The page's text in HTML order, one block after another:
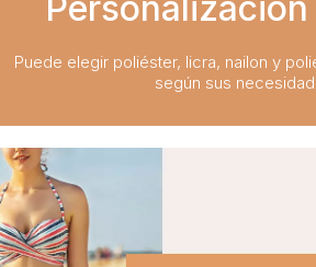
Puede elegir poliéster, licra, nailon y
según sus